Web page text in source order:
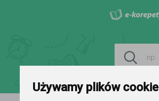
Używamy plików cookie